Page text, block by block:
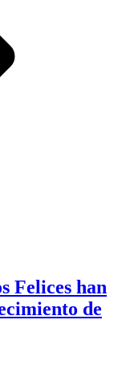
Felices han
de